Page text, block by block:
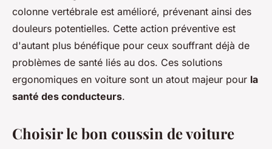
colonne vertébrale est amélioré, prévenant ainsi des
douleurs potentielles. Cette action préventive est
d'autant plus bénéfique pour ceux souffrant déjà de
problèmes de santé liés au dos. Ces solutions
ergonomiques en voiture sont un atout majeur pour la
santé des conducteurs.
Choisir le bon coussin de voiture